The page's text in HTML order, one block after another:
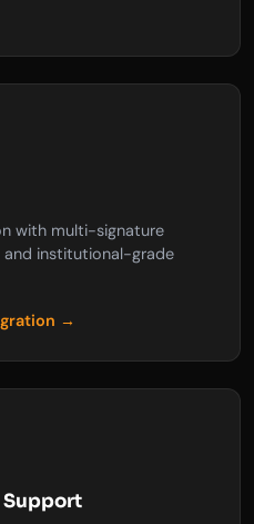
with multi-signature
and institutional-grade
→
Support